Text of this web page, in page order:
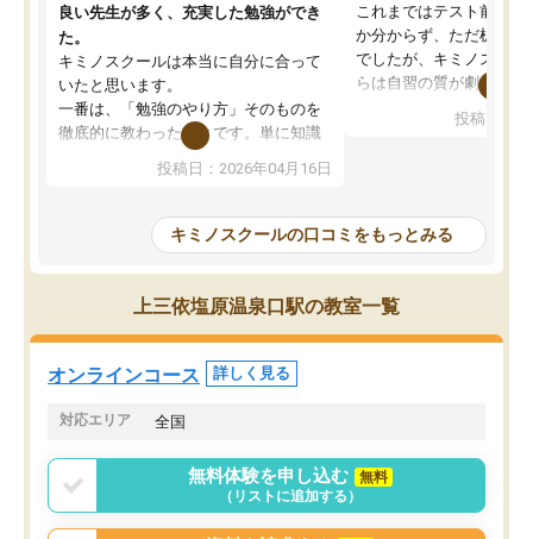
良い先生が多く、充実した勉強ができ
た。
キミノスクールは本当に自分に合って
いたと思います。
一番は、「勉強のやり方」そのものを
徹底的に教わったことです。単に知識
を詰め込むのではなく、自学自習の習
慣が身につくよう並走してくれるの
はなくなりました。
講師の方との距離も近く、親身なコー
チングのおかげで、停滞期もモチベー
ションを維持できました。「やらされ
る勉強」から「目標のための勉強」へ
意識が変わったことが、目標校への合
投稿日：2026年04月16日
これまではテスト前に何
か分からず、ただ机に座
でしたが、キミノスクー
らは自習の質が劇的に変
を明確にしてくれるの
の仕方をコーチングして
ルなので、家での学習習
身につきました。結果と
た英語の偏差値が10以上
していた公立高校に無事
た。自分から学ぶ姿勢を
投稿日：
キミノスクールの口コミをもっとみる
上三依塩原温泉口駅の教室一覧
オンラインコース 詳しく見る
対応エリア 全国
無料体験を申し込む
無料
（リストに追加する）